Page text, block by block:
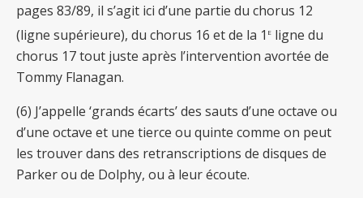
pages 83/89, il s’agit ici d’une partie du chorus 12
(ligne supérieure), du chorus 16 et de la 1 e ligne du
chorus 17 tout juste après l’intervention avortée de
Tommy Flanagan.
(6) J’appelle ‘grands écarts’ des sauts d’une octave ou
d’une octave et une tierce ou quinte comme on peut
les trouver dans des retranscriptions de disques de
Parker ou de Dolphy, ou à leur écoute.